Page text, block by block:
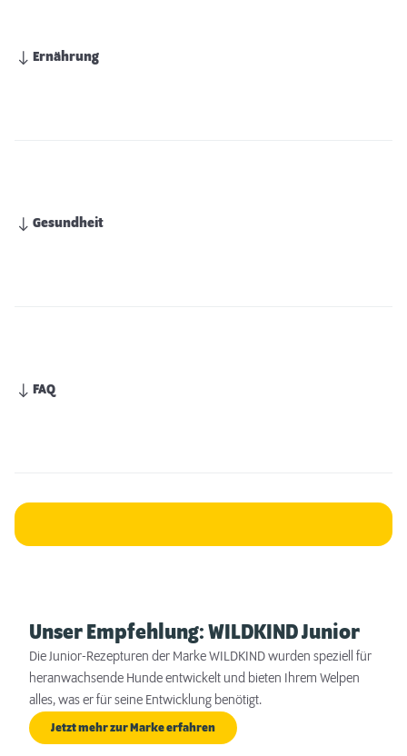
Ernährung
Gesundheit
FAQ
Unser Empfehlung: WILDKIND Junior
Die Junior-Rezepturen der Marke WILDKIND wurden speziell für
heranwachsende Hunde entwickelt und bieten Ihrem Welpen
alles, was er für seine Entwicklung benötigt.
Jetzt mehr zur Marke erfahren